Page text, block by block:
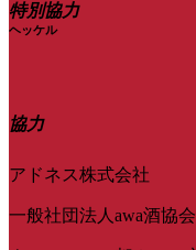
特別協力
ヘッケル
協力
アドネス株式会社
一般社団法人awa酒協会